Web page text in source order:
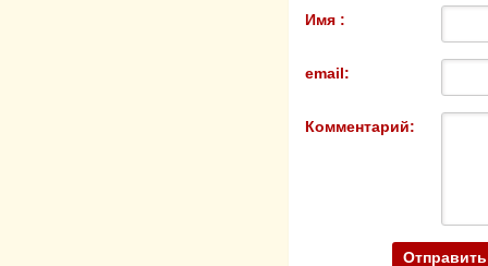
Имя :
email:
Комментарий: